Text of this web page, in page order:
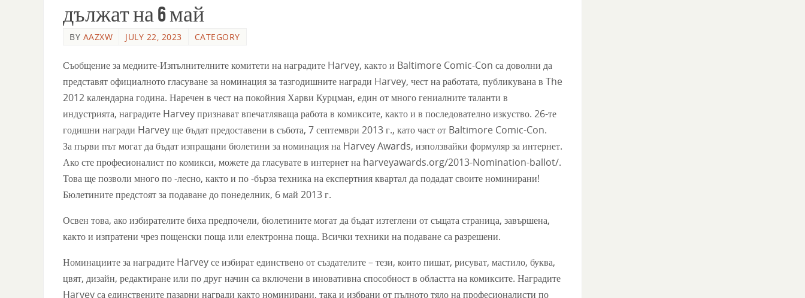
дължат на 6 май
BY AAZXW JULY 22, 2023 CATEGORY
Съобщение за медиите-Изпълнителните комитети на наградите Harvey, както и Baltimore Comic-Con са доволни да
представят официалното гласуване за номинация за тазгодишните награди Harvey, чест на работата, публикувана в The
2012 календарна година. Наречен в чест на покойния Харви Курцман, един от много гениалните таланти в
индустрията, наградите Harvey признават впечатляваща работа в комиксите, както и в последователно изкуство. 26-те
годишни награди Harvey ще бъдат предоставени в събота, 7 септември 2013 г., като част от Baltimore Comic-Con.
За първи път могат да бъдат изпращани бюлетини за номинация на Harvey Awards, използвайки формуляр за интернет.
Ако сте професионалист по комикси, можете да гласувате в интернет на harveyawards.org/2013-Nomination-ballot/.
Това ще позволи много по -лесно, както и по -бърза техника на експертния квартал да подадат своите номинирани!
Бюлетините предстоят за подаване до понеделник, 6 май 2013 г.
Освен това, ако избирателите биха предпочели, бюлетините могат да бъдат изтеглени от същата страница, завършена,
както и изпратени чрез пощенски поща или електронна поща. Всички техники на подаване са разрешени.
Номинациите за наградите Harvey се избират единствено от създателите – тези, които пишат, рисуват, мастило, буква,
цвят, дизайн, редактиране или по друг начин са включени в иновативна способност в областта на комиксите. Наградите
Harvey са единствените пазарни награди както номинирани, така и избрани от пълното тяло на професионалисти по